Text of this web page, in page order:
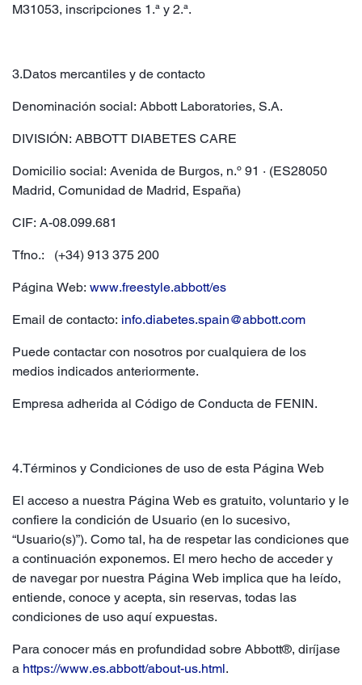
M31053, inscripciones 1.ª y 2.ª.
3.Datos mercantiles y de contacto
Denominación social: Abbott Laboratories, S.A.
DIVISIÓN: ABBOTT DIABETES CARE
Domicilio social: Avenida de Burgos, n.º 91 · (ES28050
Madrid, Comunidad de Madrid, España)
CIF: A-08.099.681
Tfno.: (+34) 913 375 200
Página Web: www.freestyle.abbott/es
Email de contacto: info.diabetes.spain@abbott.com
Puede contactar con nosotros por cualquiera de los
medios indicados anteriormente.
Empresa adherida al Código de Conducta de FENIN.
4.Términos y Condiciones de uso de esta Página Web
El acceso a nuestra Página Web es gratuito, voluntario y le
confiere la condición de Usuario (en lo sucesivo,
“Usuario(s)”). Como tal, ha de respetar las condiciones que
a continuación exponemos. El mero hecho de acceder y
de navegar por nuestra Página Web implica que ha leído,
entiende, conoce y acepta, sin reservas, todas las
condiciones de uso aquí expuestas.
Para conocer más en profundidad sobre Abbott®, diríjase
a https://www.es.abbott/about-us.html.